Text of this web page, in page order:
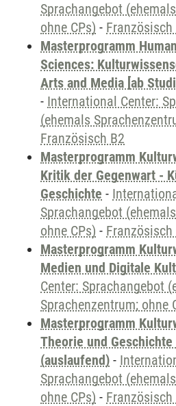
Sprachangebot
ohne CPs) - Französisch
Masterprogramm
Sciences:
Arts and Media [ab
- International Center:
(ehemals
Französisch B2
Masterprogramm
Kritik der Gegenwart -
Geschichte -
Sprachangebot
ohne CPs) - Französisch
Masterprogramm
Medien und Digitale
Center: Sprachangebot
Sprachenzentrum; ohne
Masterprogramm
Theorie und
(auslaufend) -
Sprachangebot
ohne CPs) - Französisch